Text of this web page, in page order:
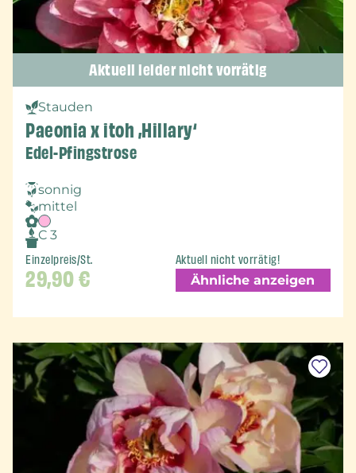
Aktuell leider nicht vorrätig
Stauden
Paeonia x itoh ‚Hillary‘
Edel-Pfingstrose
sonnig
mittel
C 3
Einzelpreis/St.
29,90€
Aktuell nicht vorrätig!
Ähnliche anzeigen